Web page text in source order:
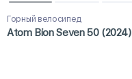
Горный велосипед
Atom Bion Seven 50 (2024)